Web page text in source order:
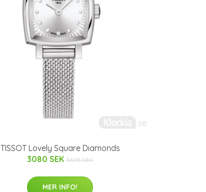
TISSOT Lovely Square Diamonds
3080 SEK 3695 SEK
MER INFO!